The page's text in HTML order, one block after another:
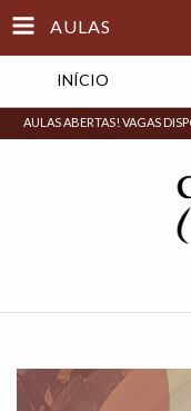
AULAS
INÍCIO
AULAS ABERTAS! VAGAS